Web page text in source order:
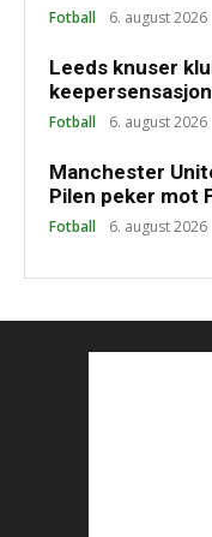
Fotball 6. august 2026
Leeds knuser
Fotball 6. august 2026
Manchester
Pilen peker mot
Fotball 6. august 2026